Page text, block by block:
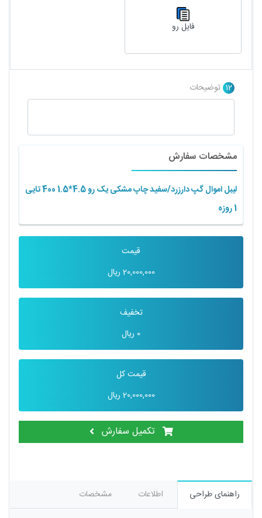
فایل رو
12 توضیحات
مشخصات سفارش
لیبل اموال گپ دارزرد/سفید چاپ مشکی یک رو 4.5*1.5 400 تایی
1 روزه
قیمت
20,000,000 ریال
تخفیف
0 ریال
قیمت کل
20,000,000 ریال
تکمیل سفارش
راهنمای طراحی اطلاعات مشخصات